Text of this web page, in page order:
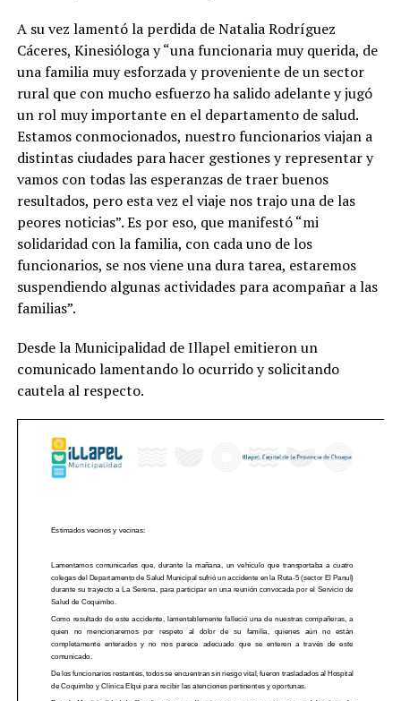
A su vez lamentó la perdida de Natalia Rodríguez
Cáceres, Kinesióloga y “una funcionaria muy querida, de
una familia muy esforzada y proveniente de un sector
rural que con mucho esfuerzo ha salido adelante y jugó
un rol muy importante en el departamento de salud.
Estamos conmocionados, nuestro funcionarios viajan a
distintas ciudades para hacer gestiones y representar y
vamos con todas las esperanzas de traer buenos
resultados, pero esta vez el viaje nos trajo una de las
peores noticias”. Es por eso, que manifestó “mi
solidaridad con la familia, con cada uno de los
funcionarios, se nos viene una dura tarea, estaremos
suspendiendo algunas actividades para acompañar a las
familias”.
Desde la Municipalidad de Illapel emitieron un
comunicado lamentando lo ocurrido y solicitando
cautela al respecto.